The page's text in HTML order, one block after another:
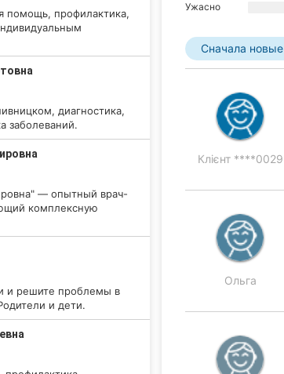
помощь, профилактика,
диагностика,
заболеваний.
— опытный врач-
комплексную
и решите проблемы в
и дети.
Ужасно
Сначала новые
Клієнт ****0029
Ольга